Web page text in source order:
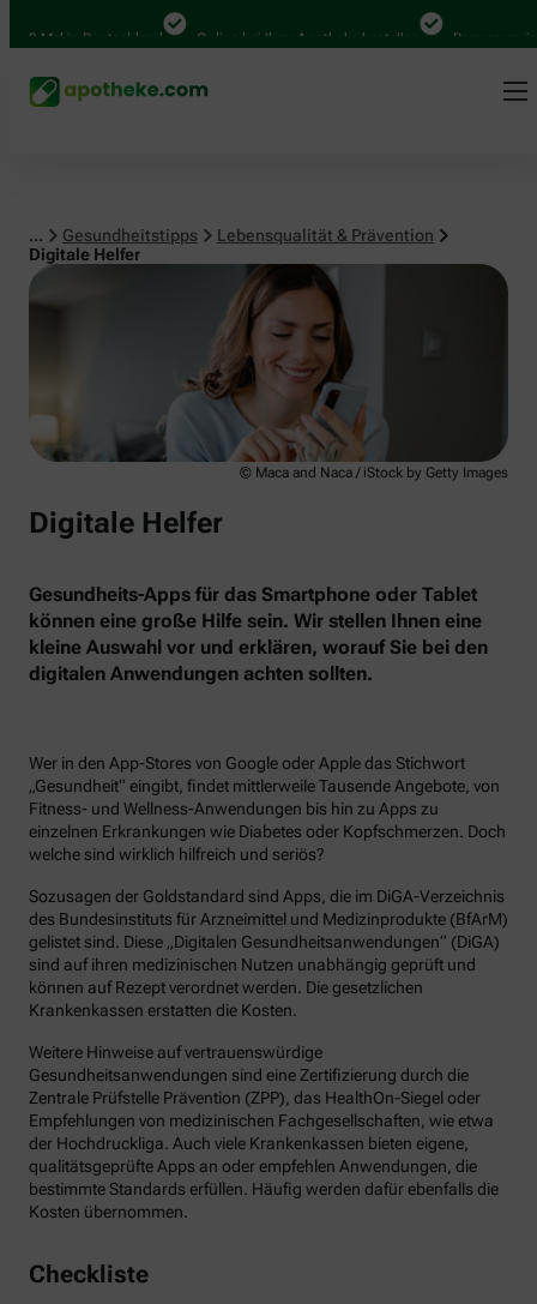
Mal in Deutschland Online bei Ihrer Apotheke bestellen Bequem
... Gesundheitstipps
Lebensqualität & Prävention
Digitale Helfer
Lebensqualität & Prävention
© Maca and Naca / iStock by Getty Images
Digitale Helfer
Gesundheits-Apps für das Smartphone oder Tablet
können eine große Hilfe sein. Wir stellen Ihnen eine
kleine Auswahl vor und erklären, worauf Sie bei den
digitalen Anwendungen achten sollten.
Wer in den App-Stores von Google oder Apple das Stichwort
„Gesundheit“ eingibt, findet mittlerweile Tausende Angebote, von
Fitness- und Wellness-Anwendungen bis hin zu Apps zu
einzelnen Erkrankungen wie Diabetes oder Kopfschmerzen. Doch
welche sind wirklich hilfreich und seriös?
Sozusagen der Goldstandard sind Apps, die im DiGA-Verzeichnis
des Bundesinstituts für Arzneimittel und Medizinprodukte (BfArM)
gelistet sind. Diese „Digitalen Gesundheitsanwendungen“ (DiGA)
sind auf ihren medizinischen Nutzen unabhängig geprüft und
können auf Rezept verordnet werden. Die gesetzlichen
Krankenkassen erstatten die Kosten.
Weitere Hinweise auf vertrauenswürdige
Gesundheitsanwendungen sind eine Zertifizierung durch die
Zentrale Prüfstelle Prävention (ZPP), das HealthOn-Siegel oder
Empfehlungen von medizinischen Fachgesellschaften, wie etwa
der Hochdruckliga. Auch viele Krankenkassen bieten eigene,
qualitätsgeprüfte Apps an oder empfehlen Anwendungen, die
bestimmte Standards erfüllen. Häufig werden dafür ebenfalls die
Kosten übernommen.
Checkliste